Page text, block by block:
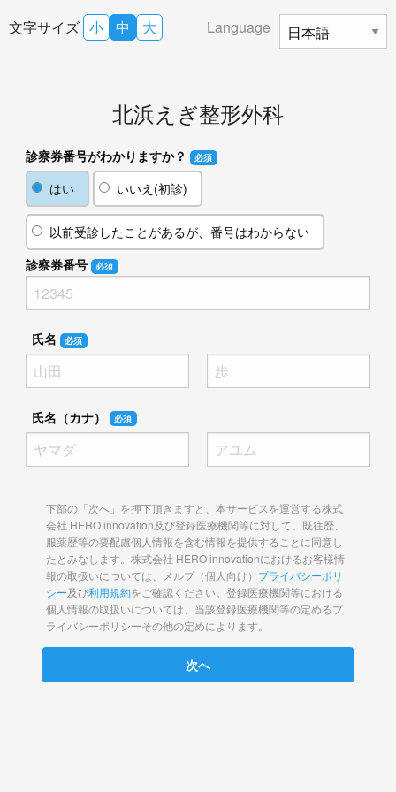
文字サイズ 小 中 大 Language
北浜えぎ整形外科
診察券番号がわかりますか？ 必須
はい いいえ(初診)
以前受診したことがあるが、番号はわからない
診察券番号
必須
氏名 必須
氏名（カナ） 必須
下部の「次へ」を押下頂きますと、本サービスを運営する株式
会社 HERO innovation及び登録医療機関等に対して、既往歴、
服薬歴等の要配慮個人情報を含む情報を提供することに同意し
たとみなします。株式会社 HERO innovationにおけるお客様情
報の取扱いについては、メルプ（個人向け） プライバシーポリ
シー及び利用規約をご確認ください。登録医療機関等における
個人情報の取扱いについては、当該登録医療機関等の定めるプ
ライバシーポリシーその他の定めによります。